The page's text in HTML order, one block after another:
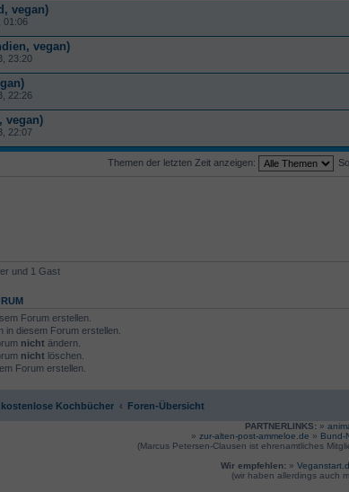
vegan)
01:06
vegan)
23:20
22:26
vegan)
22:07
Themen der letzten Zeit anzeigen:
und 1 Gast
Forum erstellen.
in diesem Forum erstellen.
nicht ändern.
nicht löschen.
Forum erstellen.
Kochbücher Foren-Übersicht
PARTNERLINKS: »
» zur-alten-post-ammeloe.de » Bund-
(Marcus Petersen-Clausen ist ehrenamtliches
Wir empfehlen: »
(wir haben allerdings auch